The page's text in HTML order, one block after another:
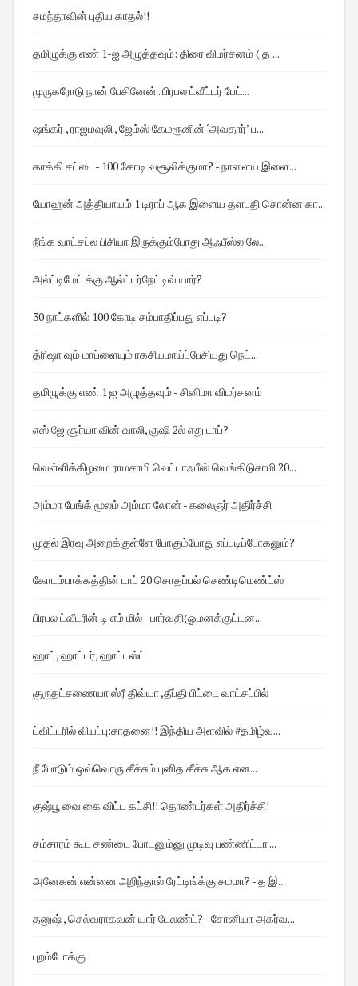
சமந்தாவின் புதிய காதல்!!
தமிழுக்கு எண் 1-ஐ அழுத்தவும்: திரை விமர்சனம் ( த ...
முருகரோடு நான் பேசினேன் . பிரபல ட்வீட்டர் பேட்...
ஷங்கர் , ராஜமவுலி , ஜேம்ஸ் கேமரூனின் ‘அவதார்’ ப...
காக்கி சட்டை- 100 கோடி வசூலிக்குமா? - நாளைய இளை...
யோஹன் அத்தியாயம் 1 டிராப் ஆக இளைய தளபதி சொன்ன கா...
நீங்க வாட்சப்ல பிசியா இருக்கும்போது ஆஃபீஸ்ல லே...
அல்ட்டிமேட் க்கு ஆல்ட்டர்நேட்டிவ் யார்?
30 நாட்களில் 100 கோடி சம்பாதிப்பது எப்படி?
த்ரிஷா வும் மாப்ளையும் ரகசியமாய்ப்பேசியது நெட்...
தமிழுக்கு எண் 1 ஐ அழுத்தவும் - சினிமா விமர்சனம்
எஸ் ஜே சூர்யா வின் வாலி, குஷி 2ல் எது டாப்?
வெள்ளிக்கிழமை ராமசாமி வெட்டாஃபீஸ் வெங்கிடுசாமி 20...
அம்மா பேங்க் மூலம் அம்மா லோன் - கலைஞர் அதிர்ச்சி
முதல் இரவு அறைக்குள்ளே போகும்போது எப்படிப்போகனும்?
கோடம்பாக்கத்தின் டாப் 20 சொதப்பல் செண்டிமெண்ட்ஸ்
பிரபல ட்வீடரின் டி எம் மில் - பார்வதி(ஓமனக்குட்டன...
ஹாட், ஹாட்டர், ஹாட்டஸ்ட்
குருதட்சணையா ஸ்ரீ திவ்யா ,தீப்தி பிட்டை வாட்சப்பில்
ட்விட்டரில் வியப்பு:சாதனை!! இந்திய அளவில் #தமிழ்வ...
நீ போடும் ஒவ்வொரு கீச்சும் புனித கீச்சு ஆக என...
குஷ்பூ வை கை விட்ட கட்சி!! தொண்டர்கள் அதிர்ச்சி!
சம்சாரம் கூட சண்டை போடனும்னு முடிவு பண்ணிட்டா ...
அனேகன் என்னை அறிந்தால் ரேட்டிங்க்கு சமமா? - த இ...
தனுஷ் , செல்வராகவன் யார் டேலண்ட்? - சோனியா அகர்வ...
புறம்போக்கு